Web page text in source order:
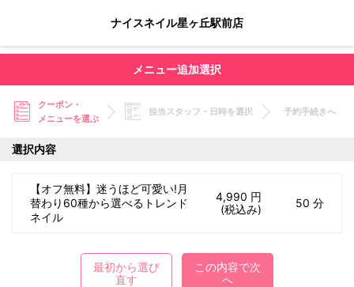
ナイスネイル星ヶ丘駅前店
メニュー追加選択
クーポン・
メニューを選ぶ
担当スタッフ・日時を選択 予約手続きへ
選択内容
【オフ無料】迷うほど可愛い!月
替わり60種から選べるトレンド
ネイル
4,990 円
(税込み)
50 分
最初から選び
直す
この内容で次
へ